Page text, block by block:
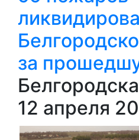
за
12 апреля